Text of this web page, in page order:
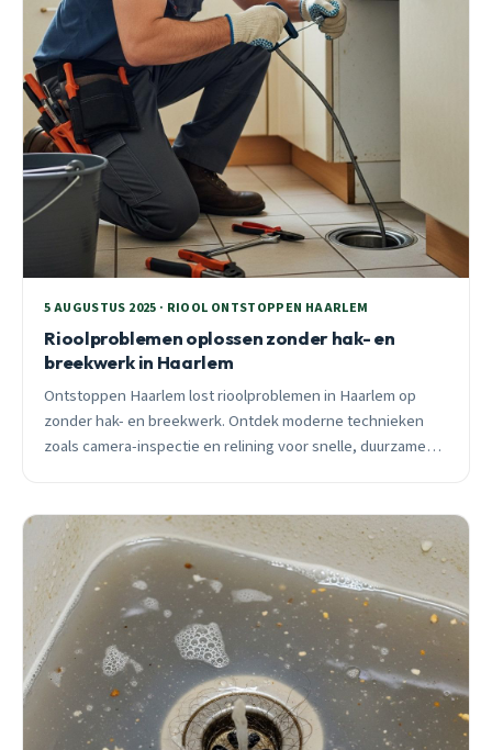
5 AUGUSTUS 2025 · RIOOL ONTSTOPPEN HAARLEM
Rioolproblemen oplossen zonder hak- en
breekwerk in Haarlem
Ontstoppen Haarlem lost rioolproblemen in Haarlem op
zonder hak- en breekwerk. Ontdek moderne technieken
zoals camera-inspectie en relining voor snelle, duurzame